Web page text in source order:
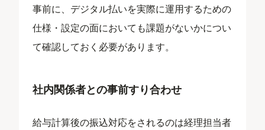
事前に、デジタル払いを実際に運用するための
仕様・設定の面においても課題がないかについ
て確認しておく必要があります。
社内関係者との事前すり合わせ
給与計算後の振込対応をされるのは経理担当者